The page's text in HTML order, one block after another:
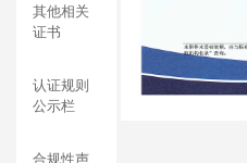
其他相关
证书
认证规则
公示栏
合规性声